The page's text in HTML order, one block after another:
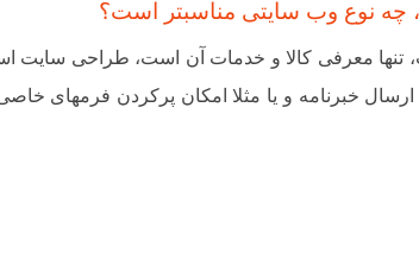
چه نوع وب سایتی مناسبتر است؟
معرفی کالا و خدمات آن است، طراحی سایت
ارسال خبرنامه و یا مثلا امکان پرکردن فرمهای